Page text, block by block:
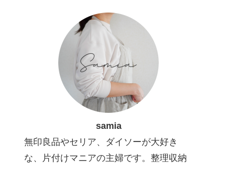
samia
無印良品やセリア、ダイソーが大好き
な、片付けマニアの主婦です。整理収納